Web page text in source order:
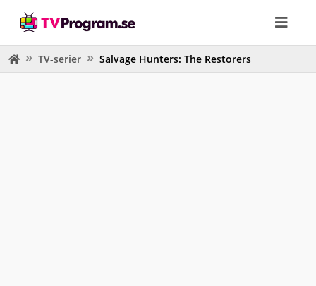
TV-serier Salvage Hunters: The Restorers